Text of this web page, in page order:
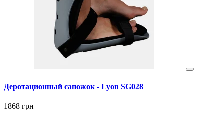
Деротационный сапожок - Lyon SG028
1868 грн